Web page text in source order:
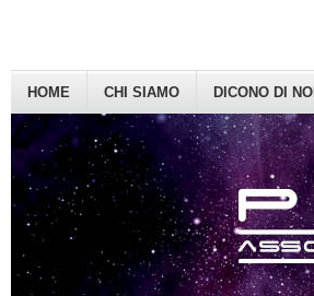
HOME CHI SIAMO DICONO DI NOI